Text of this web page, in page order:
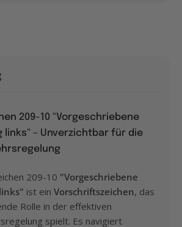
209-10 "Vorgeschriebene
links" – Unverzichtbar für die
209-10 "Vorgeschriebene
ist ein Vorschriftszeichen, das
Rolle in der effektiven
spielt. Es navigiert